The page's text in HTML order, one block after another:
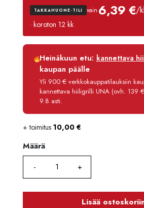
TAKKAHUONE-TILI vain 6,39 €/
· koroton 12 kk
Luottoaika
Korko
Käsittelymaksu
Maksettava yhteensä
Heinäkuun etu: kannettava
kaupan päälle
Yli 900 € verkkokauppatilauksiin
kannettava hiiligrilli UNA (ovh. 139
9.8 asti.
+ toimitus 10,00 €
Määrä
Määrä
Lisää